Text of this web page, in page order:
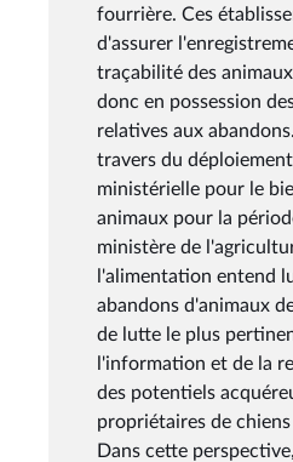
fourrière. Ces
d'assurer
traçabilité des
donc en possession
relatives aux
travers du
ministérielle pour le
animaux pour la
ministère de
l'alimentation entend
abandons d'animaux
de lutte le plus
l'information et de la
des potentiels
propriétaires de
Dans cette